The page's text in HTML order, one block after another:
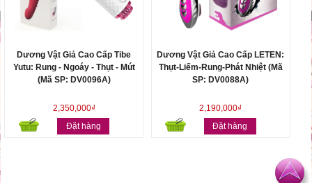
Dương Vật Giả Cao Cấp Tibe
Yutu: Rung - Ngoáy - Thụt - Mút
(Mã SP: DV0096A)
2,350,000₫
Đặt hàng
Dương Vật Giả Cao Cấp LETEN:
Thụt-Liếm-Rung-Phát Nhiệt (Mã
SP: DV0088A)
2,190,000₫
Đặt hàng